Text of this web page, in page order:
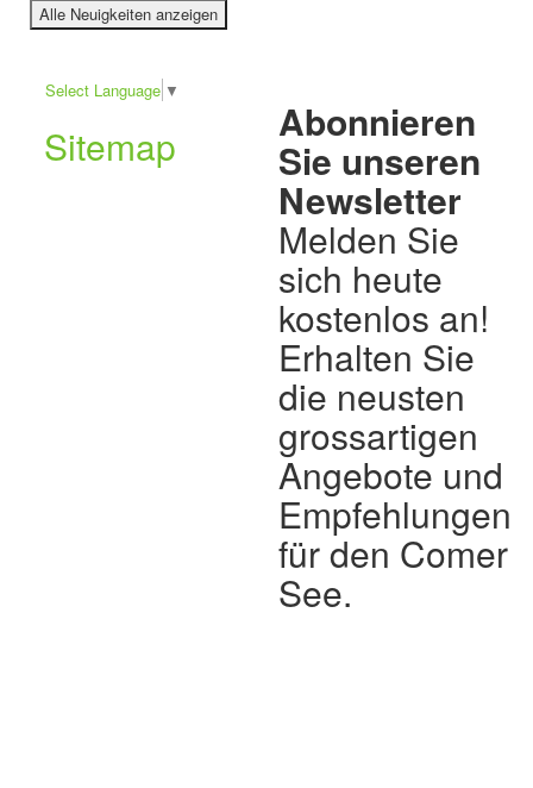
Alle Neuigkeiten anzeigen
Select Language ▼
Sitemap
Abonnieren
Sie unseren
Newsletter
Melden Sie
sich heute
kostenlos an!
Erhalten Sie
die neusten
grossartigen
Angebote und
Empfehlungen
für den Comer
See.